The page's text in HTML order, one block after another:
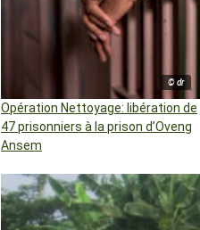
© dr
Opération Nettoyage: libération de
47 prisonniers à la prison d’Oveng
Ansem